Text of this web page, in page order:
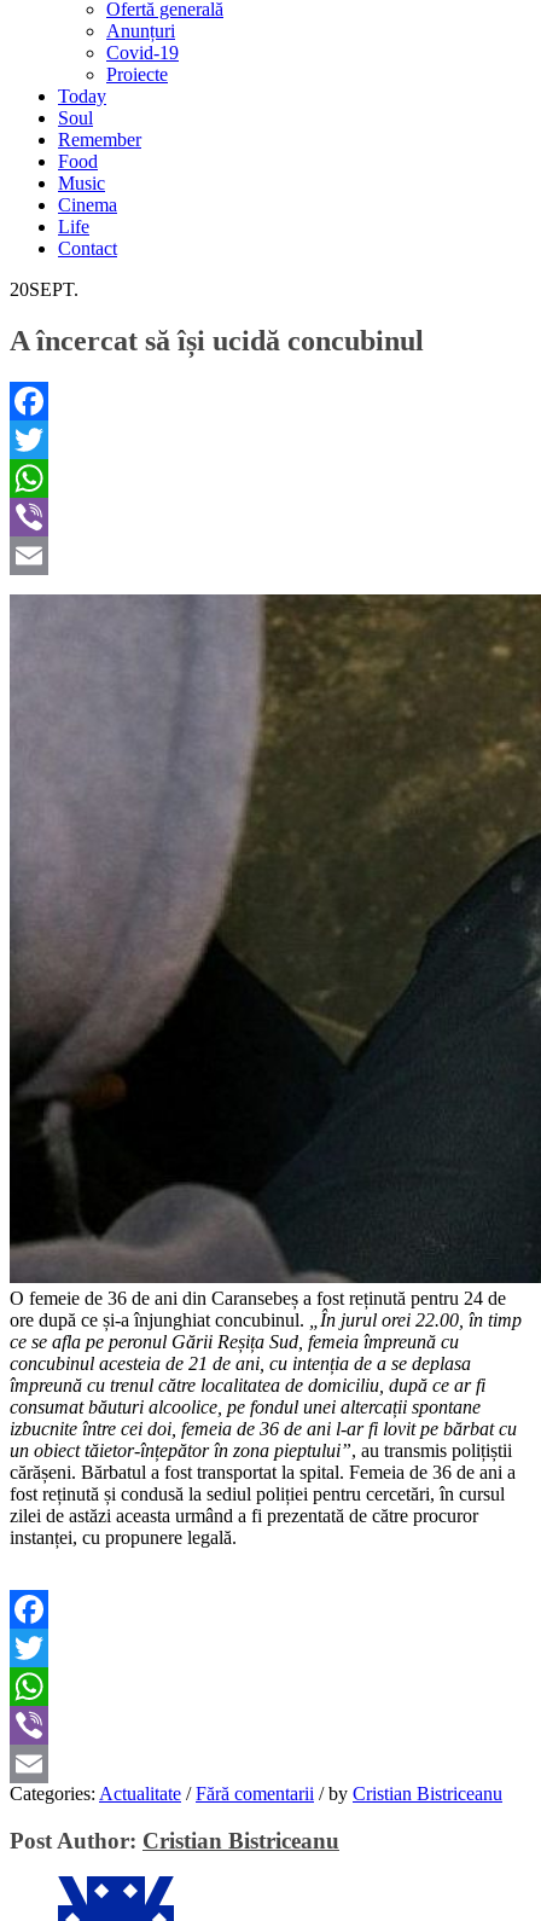
Ofertă generală
Anunțuri
Covid-19
Proiecte
Today
Soul
Remember
Food
Music
Cinema
Life
Contact
20SEPT.
A încercat să își ucidă concubinul
Facebook
Twitter
WhatsApp
Viber
Email
O femeie de 36 de ani din Caransebeș a fost reținută pentru 24 de
ore după ce și-a înjunghiat concubinul.
„În jurul orei 22.00, în timp
ce se afla pe peronul Gării Reșița Sud, femeia împreună cu
concubinul acesteia de 21 de ani, cu intenția de a se deplasa
împreună cu trenul către localitatea de domiciliu, după ce ar fi
consumat băuturi alcoolice, pe fondul unei altercații spontane
izbucnite între cei doi, femeia de 36 de ani l-ar fi lovit pe bărbat cu
un obiect tăietor-înțepător în zona pieptului”, au transmis polițiștii
cărășeni. Bărbatul a fost transportat la spital. Femeia de 36 de ani a
fost reținută și condusă la sediul poliției pentru cercetări, în cursul
zilei de astăzi aceasta urmând a fi prezentată de către procuror
instanței, cu propunere legală.
Facebook
Twitter
WhatsApp
Viber
Email
Categories: Actualitate / Fără comentarii /by Cristian Bistriceanu
Post Author: Cristian Bistriceanu